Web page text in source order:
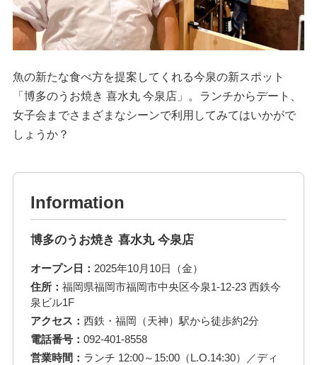
魚の新たな食べ方を提案してくれる今泉の新スポット
「博多のうお焼き 喜水丸 今泉店」。ランチからデート、
女子会までさまざまなシーンで利用してみてはいかがで
しょうか？
Information
博多のうお焼き 喜水丸 今泉店
オープン日： 2025年10月10日（金）
住所： 福岡県福岡市福岡市中央区今泉1-12-23 西鉄今
泉ビル1F
アクセス： 西鉄・福岡（天神）駅から徒歩約2分
電話番号： 092-401-8558
営業時間： ランチ 12:00～15:00（L.O.14:30）／ディ